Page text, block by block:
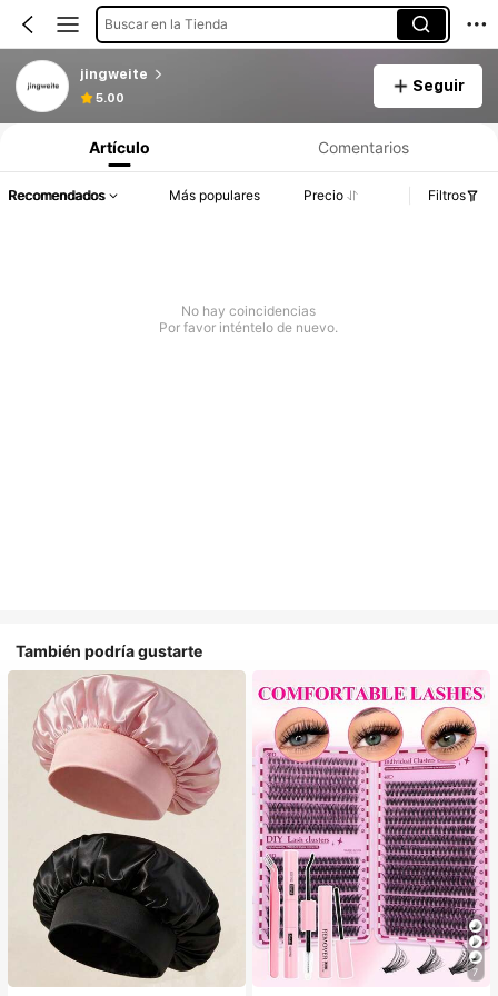
Buscar en la Tienda
jingweite
5.00
Seguir
Artículo Comentarios
Recomendados Más populares Precio Filtros
No hay coincidencias
Por favor inténtelo de nuevo.
También podría gustarte
#1 Más vendidos
en Multicolor Gorros para el pelo para mujer
Establecido hace 1 año
7